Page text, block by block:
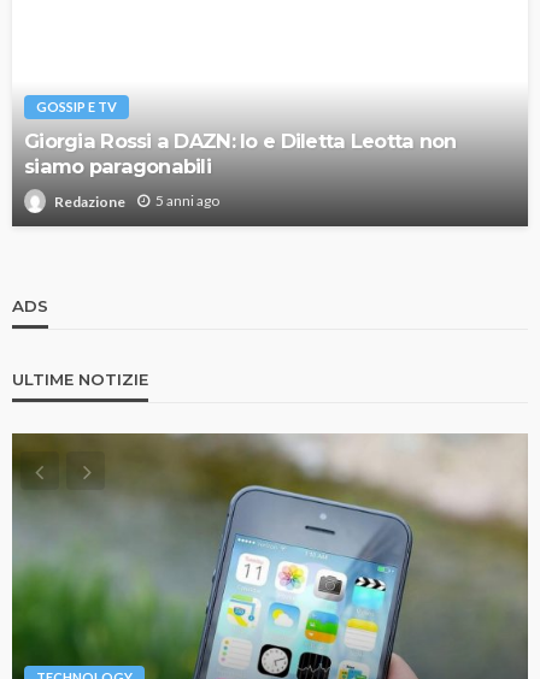
GOSSIP E TV
Giorgia Rossi a DAZN: Io e Diletta Leotta non
siamo paragonabili
Redazione 5 anni ago
ADS
ULTIME NOTIZIE